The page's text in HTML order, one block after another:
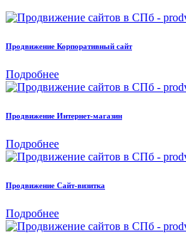
Продвижение Корпоративный сайт
Подробнее
Продвижение Интернет-магазин
Подробнее
Продвижение Сайт-визитка
Подробнее